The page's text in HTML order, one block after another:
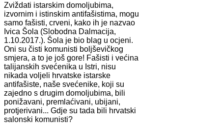
Zviždati istarskim domoljubima,
izvornim i istinskim antifašistima, mogu
samo fašisti, crveni, kako ih je nazvao
Ivica Šola (Slobodna Dalmacija,
1.10.2017.). Šola je bio blag u ocjeni.
Oni su čisti komunisti boljševičkog
smjera, a to je još gore! Fašisti i većina
talijanskih svećenika u Istri, nisu
nikada voljeli hrvatske istarske
antifašiste, naše svećenike, koji su
zajedno s drugim domoljubima, bili
ponižavani, premlaćivani, ubijani,
protjerivani... Gdje su tada bili hrvatski
salonski komunisti?